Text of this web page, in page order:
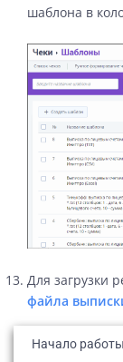
Начало работы
шаблона в
Для загрузки
файла